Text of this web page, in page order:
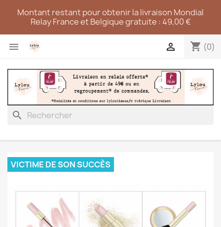
Montant restant pour obtenir la livraison Mondial
Relay France et Belgique gratuite : 49,00 €
 shopping_cart (0)

search
VICTIME DE SON SUCCÈS